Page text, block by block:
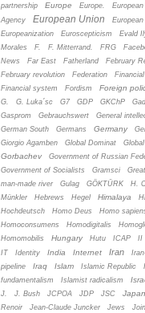
partnership
Europe Europe.
Agency
European Union
Europeanization
Euroscepticism Evald
Morales
F. F. Mitterrand. FRG
News
Far East Fatherland
February
February revolution
Federation
Financial system
Fordism Foreign
G. G. Luka´sc G7 GDP GKChP
Gasprom
Gebrauchswert General
German South
Germans Germany
Giorgio Agamben
Global Dominat
Gorbachev
Government of Russian
Government of Socialists
Gramsci
man-made river
Gulag GÖKTÜRK H.
Münkler
Hebrews Hegel Himalaya
Hochdeutsch
Homo Deus
Homo
Homoconsumens
Homodigitalis
Homomobilis
Hungary Hutu ICAP II
IT
Identity India Internet Iran
pipeline
Iraq Islam Islamic Republic
fundamentalism
Islamist radicalism
J.
J. Bush JCPOA JDP JSC Japan
Renoir
Jean-Claude Juncker Jews